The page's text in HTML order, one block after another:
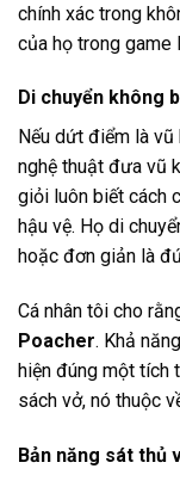
chính xác trong
của họ trong game
Di chuyển không
Nếu dứt điểm là
nghệ thuật đưa vũ
giỏi luôn biết cách
hậu vệ. Họ di
hoặc đơn giản là
Cá nhân tôi cho
Poacher. Khả
hiện đúng một tích
sách vở, nó thuộc
Bản năng sát thủ